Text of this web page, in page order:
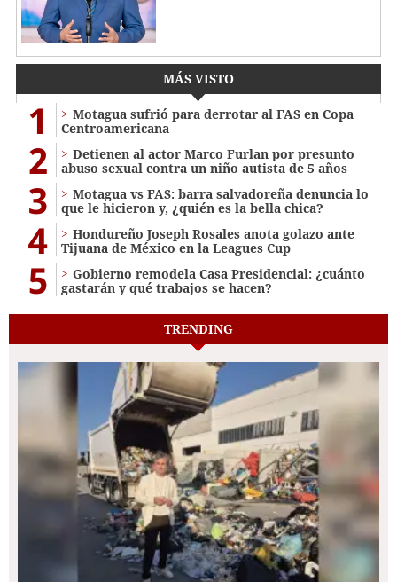
MÁS VISTO
1
Motagua sufrió para derrotar al FAS en Copa
Centroamericana
2
Detienen al actor Marco Furlan por presunto
abuso sexual contra un niño autista de 5 años
3
Motagua vs FAS: barra salvadoreña denuncia lo
que le hicieron y, ¿quién es la bella chica?
4
Hondureño Joseph Rosales anota golazo ante
Tijuana de México en la Leagues Cup
5
Gobierno remodela Casa Presidencial: ¿cuánto
gastarán y qué trabajos se hacen?
TRENDING